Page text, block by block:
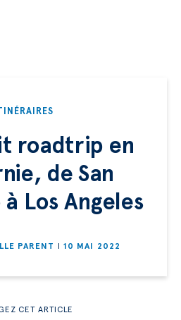
roadtrip en
de San
Los Angeles
PARENT 10 MAI 2022
CET ARTICLE